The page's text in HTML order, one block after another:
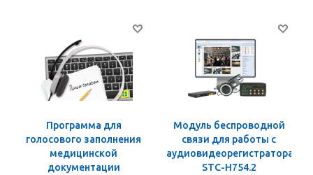
Программа для
голосового заполнения
медицинской
документации
Модуль беспроводной
связи для работы с
аудиовидеорегистраторами
STC-H754.2